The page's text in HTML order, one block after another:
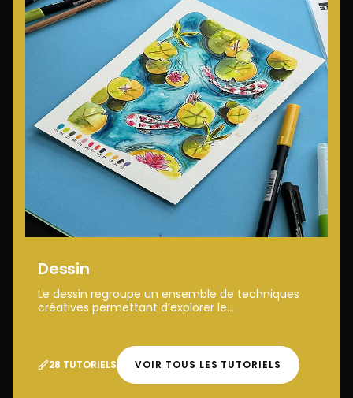
Dessin
Le dessin regroupe un ensemble de techniques
créatives permettant d’explorer le...
28 TUTORIELS VOIR TOUS LES TUTORIELS